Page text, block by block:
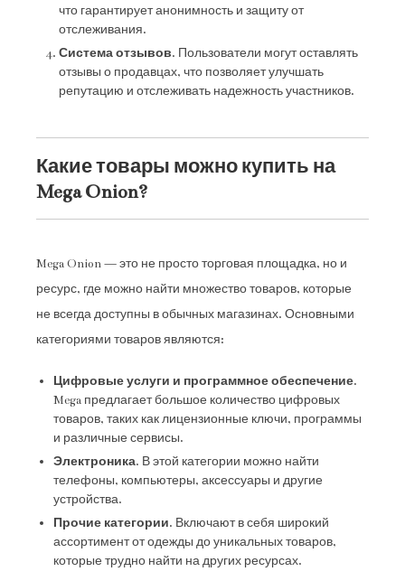
что гарантирует анонимность и защиту от
отслеживания.
Система отзывов. Пользователи могут оставлять
отзывы о продавцах, что позволяет улучшать
репутацию и отслеживать надежность участников.
Какие товары можно купить на
Mega Onion?
Mega Onion — это не просто торговая площадка, но и
ресурс, где можно найти множество товаров, которые
не всегда доступны в обычных магазинах. Основными
категориями товаров являются:
Цифровые услуги и программное обеспечение.
Mega предлагает большое количество цифровых
товаров, таких как лицензионные ключи, программы
и различные сервисы.
Электроника. В этой категории можно найти
телефоны, компьютеры, аксессуары и другие
устройства.
Прочие категории. Включают в себя широкий
ассортимент от одежды до уникальных товаров,
которые трудно найти на других ресурсах.